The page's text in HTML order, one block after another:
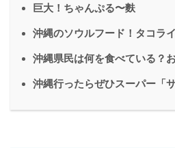
巨大！ちゃんぷる〜麩
沖縄のソウルフード！タコラ
沖縄県民は何を食べている？
沖縄行ったらぜひスーパー「